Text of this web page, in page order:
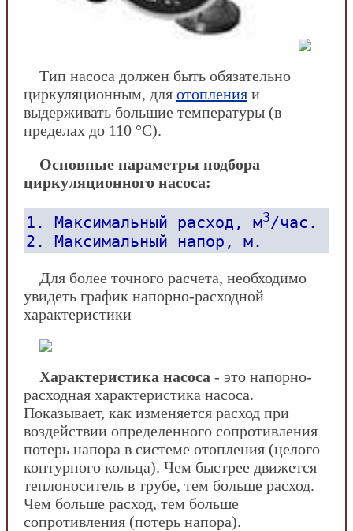
Тип насоса должен быть обязательно
циркуляционным, для отопления и
выдерживать большие температуры (в
пределах до 110 °С).
Основные параметры подбора
циркуляционного насоса:
1. Максимальный расход, м3/час.
2. Максимальный напор, м.
Для более точного расчета, необходимо
увидеть график напорно-расходной
характеристики
Характеристика насоса - это напорно-
расходная характеристика насоса.
Показывает, как изменяется расход при
воздействии определенного сопротивления
потерь напора в системе отопления (целого
контурного кольца). Чем быстрее движется
теплоноситель в трубе, тем больше расход.
Чем больше расход, тем больше
сопротивления (потерь напора).